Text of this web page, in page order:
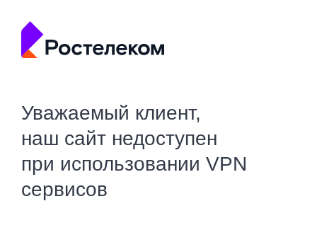
Уважаемый клиент,
наш сайт недоступен
при использовании VPN
сервисов